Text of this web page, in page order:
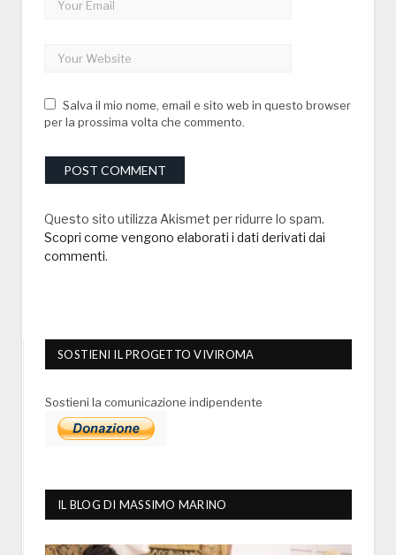
Salva il mio nome, email e sito web in questo browser
per la prossima volta che commento.
Questo sito utilizza Akismet per ridurre lo spam.
Scopri come vengono elaborati i dati derivati dai
commenti.
SOSTIENI IL PROGETTO VIVIROMA
Sostieni la comunicazione indipendente
IL BLOG DI MASSIMO MARINO